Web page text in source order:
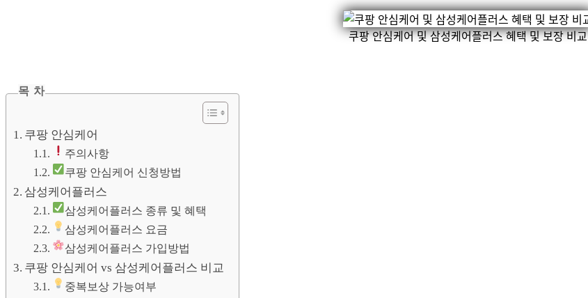
쿠팡 안심케어 및 삼성케어플러스 혜택 및 보장 비교
목 차
쿠팡 안심케어
주의사항
쿠팡 안심케어 신청방법
삼성케어플러스
삼성케어플러스 종류 및 혜택
삼성케어플러스 요금
삼성케어플러스 가입방법
쿠팡 안심케어 vs 삼성케어플러스 비교
중복보상 가능여부